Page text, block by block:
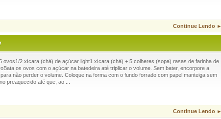
Continue Lendo ►
ovos1/2 xícara (chá) de açúcar light1 xícara (chá) + 5 colheres (sopa) rasas de farinha de
os ovos com o açúcar na batedeira até triplicar o volume. Sem bater, encorpore a
não perder o volume. Coloque na forma com o fundo forrado com papel manteiga sem
preaquecido até que, ao ...
Continue Lendo ►